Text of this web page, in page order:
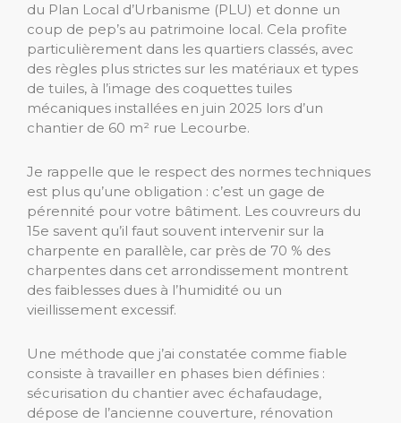
du Plan Local d’Urbanisme (PLU) et donne un
coup de pep’s au patrimoine local. Cela profite
particulièrement dans les quartiers classés, avec
des règles plus strictes sur les matériaux et types
de tuiles, à l’image des coquettes tuiles
mécaniques installées en juin 2025 lors d’un
chantier de 60 m² rue Lecourbe.
Je rappelle que le respect des normes techniques
est plus qu’une obligation : c’est un gage de
pérennité pour votre bâtiment. Les couvreurs du
15e savent qu’il faut souvent intervenir sur la
charpente en parallèle, car près de 70 % des
charpentes dans cet arrondissement montrent
des faiblesses dues à l’humidité ou un
vieillissement excessif.
Une méthode que j’ai constatée comme fiable
consiste à travailler en phases bien définies :
sécurisation du chantier avec échafaudage,
dépose de l’ancienne couverture, rénovation